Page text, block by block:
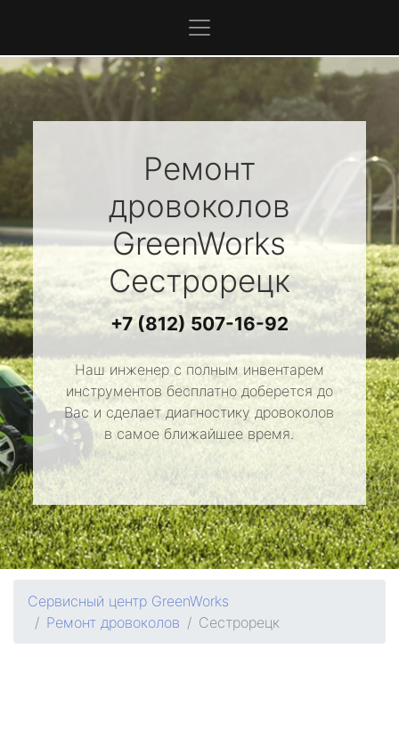
Ремонт
дровоколов
GreenWorks
Сестрорецк
+7 (812) 507-16-92
Наш инженер с полным инвентарем
инструментов бесплатно доберется до
Вас и сделает диагностику дровоколов
в самое ближайшее время.
Сервисный центр GreenWorks
Ремонт дровоколов
Сестрорецк